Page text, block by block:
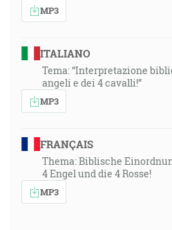
MP3
ITALIANO
Tema: “Interpretazione
angeli e dei 4 cavalli!”
MP3
FRANÇAIS
Thema: Biblische
4 Engel und die 4 Rosse!
MP3